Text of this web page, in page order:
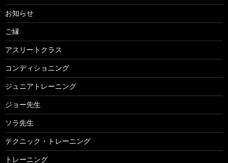
お知らせ
ご縁
アスリートクラス
コンディショニング
ジュニアトレーニング
ジョー先生
ソラ先生
テクニック・トレーニング
トレーニング